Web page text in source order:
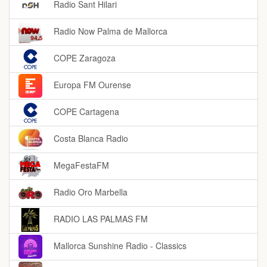
Radio Sant Hilari
Radio Now Palma de Mallorca
COPE Zaragoza
Europa FM Ourense
COPE Cartagena
Costa Blanca Radio
MegaFestaFM
Radio Oro Marbella
RADIO LAS PALMAS FM
Mallorca Sunshine Radio - Classics